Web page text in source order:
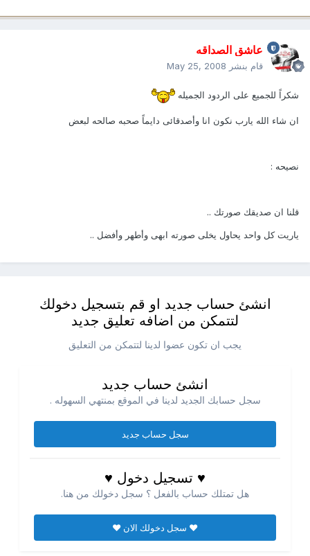
عاشق الصداقه
قام بنشر May 25, 2008
شكراً للجميع على الردود الجميله
ان شاء الله يارب نكون انا وأصدقائى دايماً صحبه صالحه لبعض
نصيحه :
قلنا ان صديقك صورتك ..
ياريت كل واحد يحاول يخلى صورته ابهى وأطهر وأفضل ..
انشئ حساب جديد او قم بتسجيل دخولك
لتتمكن من اضافه تعليق جديد
يجب ان تكون عضوا لدينا لتتمكن من التعليق
انشئ حساب جديد
سجل حسابك الجديد لدينا في الموقع بمنتهي السهوله .
سجل حساب جديد
♥ تسجيل دخول ♥
هل تمتلك حساب بالفعل ؟ سجل دخولك من هنا.
♥ سجل دخولك الان ♥